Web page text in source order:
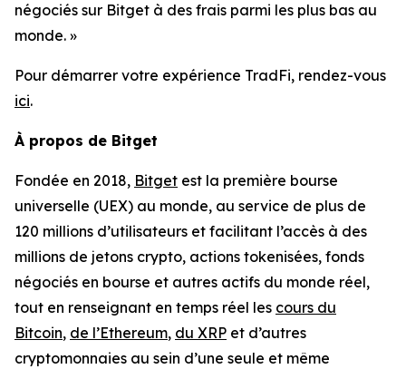
négociés sur Bitget à des frais parmi les plus bas au
monde. »
Pour démarrer votre expérience TradFi, rendez-vous
ici.
À propos de Bitget
Fondée en 2018, Bitget est la première bourse
universelle (UEX) au monde, au service de plus de
120 millions d’utilisateurs et facilitant l’accès à des
millions de jetons crypto, actions tokenisées, fonds
négociés en bourse et autres actifs du monde réel,
tout en renseignant en temps réel les cours du
Bitcoin, de l’Ethereum, du XRP et d’autres
cryptomonnaies au sein d’une seule et même